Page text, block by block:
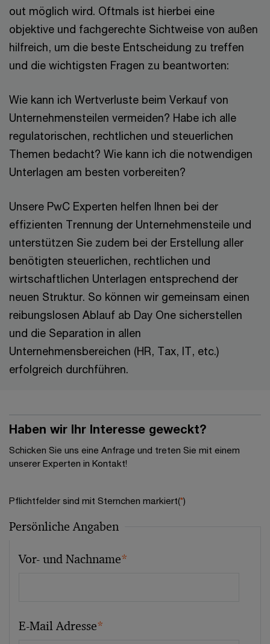
out möglich wird. Oftmals ist hierbei eine
objektive und fachgerechte Sichtweise von außen
hilfreich, um die beste Entscheidung zu treffen
und die wichtigsten Fragen zu beantworten:
Wie kann ich Wertverluste beim Verkauf von
Unternehmensteilen vermeiden? Habe ich alle
regulatorischen, rechtlichen und steuerlichen
Themen bedacht? Wie kann ich die notwendigen
Unterlagen am besten vorbereiten?
Unsere PwC Experten helfen Ihnen bei der
effizienten Trennung der Unternehmensteile und
unterstützen Sie zudem bei der Erstellung aller
benötigten steuerlichen, rechtlichen und
wirtschaftlichen Unterlagen entsprechend der
neuen Struktur. So können wir gemeinsam einen
reibungslosen Ablauf ab Day One sicherstellen
und die Separation in allen
Unternehmensbereichen (HR, Tax, IT, etc.)
erfolgreich durchführen.
Haben wir Ihr Interesse geweckt?
Schicken Sie uns eine Anfrage und treten Sie mit einem
unserer Experten in Kontakt!
Pflichtfelder sind mit Sternchen markiert(*)
Persönliche Angaben
Vor- und Nachname*
E-Mail Adresse*